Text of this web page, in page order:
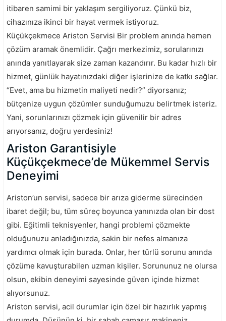
itibaren samimi bir yaklaşım sergiliyoruz. Çünkü biz,
cihazınıza ikinci bir hayat vermek istiyoruz.
Küçükçekmece Ariston Servisi Bir problem anında hemen
çözüm aramak önemlidir. Çağrı merkezimiz, sorularınızı
anında yanıtlayarak size zaman kazandırır. Bu kadar hızlı bir
hizmet, günlük hayatınızdaki diğer işlerinize de katkı sağlar.
“Evet, ama bu hizmetin maliyeti nedir?” diyorsanız;
bütçenize uygun çözümler sunduğumuzu belirtmek isteriz.
Yani, sorunlarınızı çözmek için güvenilir bir adres
arıyorsanız, doğru yerdesiniz!
Ariston Garantisiyle
Küçükçekmece’de Mükemmel Servis
Deneyimi
Ariston’un servisi, sadece bir arıza giderme sürecinden
ibaret değil; bu, tüm süreç boyunca yanınızda olan bir dost
gibi. Eğitimli teknisyenler, hangi problemi çözmekte
olduğunuzu anladığınızda, sakin bir nefes almanıza
yardımcı olmak için burada. Onlar, her türlü sorunu anında
çözüme kavuşturabilen uzman kişiler. Sorununuz ne olursa
olsun, ekibin deneyimi sayesinde güven içinde hizmet
alıyorsunuz.
Ariston servisi, acil durumlar için özel bir hazırlık yapmış